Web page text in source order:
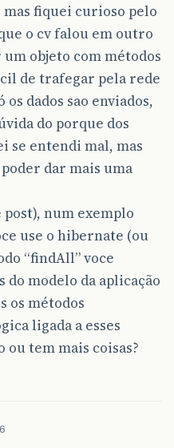
fiquei curioso pelo
o cv falou em outro
objeto com métodos
de trafegar pela rede
dados sao enviados,
do porque dos
se entendi mal, mas
dar mais uma
num exemplo
use o hibernate (ou
“findAll” voce
modelo da aplicação
os métodos
ligada a esses
ou tem mais coisas?